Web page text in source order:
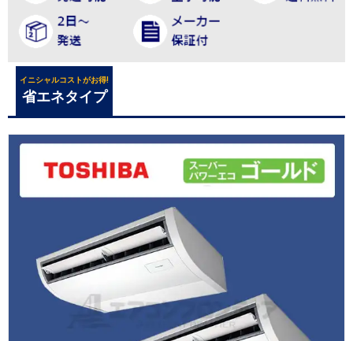
イニシャルコストがお得!
省エネタイプ